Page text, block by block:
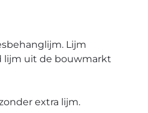
Lijm
lijm uit de bouwmarkt
extra lijm.